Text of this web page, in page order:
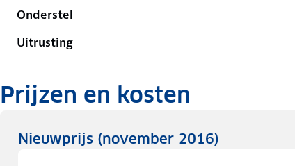
Onderstel
Uitrusting
Prijzen en kosten
Nieuwprijs (november 2016)